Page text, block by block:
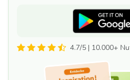
4.7/5 | 10.000+